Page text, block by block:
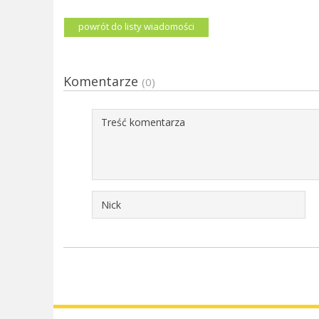
powrót do listy wiadomości
Komentarze (0)